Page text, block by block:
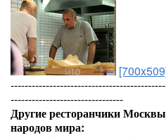
--------------------------------
Другие ресторанчики
народов мира: